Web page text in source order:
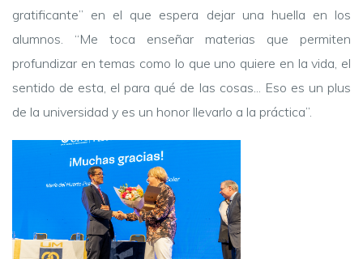
gratificante” en el que espera dejar una huella en los
alumnos. “Me toca enseñar materias que permiten
profundizar en temas como lo que uno quiere en la vida, el
sentido de esta, el para qué de las cosas... Eso es un plus
de la universidad y es un honor llevarlo a la práctica”.